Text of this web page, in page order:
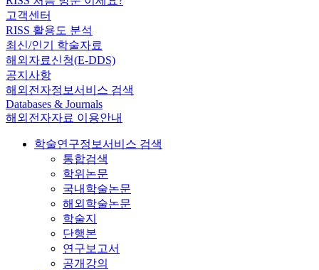
고객센터
RISS 활용도 분석
최신/인기 학술자료
해외자료신청(E-DDS)
공지사항
해외전자정보서비스 검색
Databases & Journals
해외전자자료 이용안내
학술연구정보서비스 검색
통합검색
학위논문
국내학술논문
해외학술논문
학술지
단행본
연구보고서
공개강의